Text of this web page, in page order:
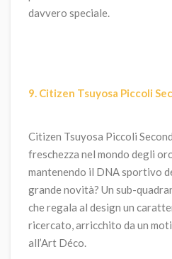
davvero speciale.
9. Citizen Tsuyosa Piccoli
Citizen Tsuyosa Piccoli
freschezza nel mondo degli
mantenendo il DNA sportivo
grande novità? Un sub-
che regala al design un
ricercato, arricchito da un
all’Art Déco.